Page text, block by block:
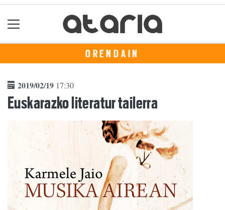
ORENDAIN
2019/02/19 17:30
Euskarazko literatur tailerra